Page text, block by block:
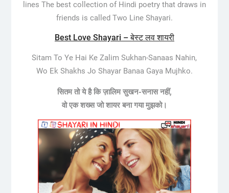
lines The best collection of Hindi poetry that draws in
friends is called Two Line Shayari.
Best Love Shayari – बेस्ट लव शायरी
Sitam To Ye Hai Ke Zalim Sukhan-Sanaas Nahin,
Wo Ek Shakhs Jo Shayar Banaa Gaya Mujhko.
सितम तो ये है कि ज़ालिम सुखन-सनास नहीं,
वो एक शख्स जो शायर बना गया मुझको।